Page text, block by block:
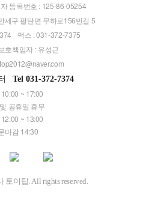
등록번호 : 125-86-05254
세구 팔탄면 무하로156번길 5
팩스 : 031-372-7375
호책임자 : 유성근
Tel 031-372-7374
~ 17:00
공휴일 휴무
~ 13:00
마감 14:30
토이탑. All rights reserved.